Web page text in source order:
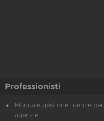
Professionisti
Manuale gestione utenze per
agenzie